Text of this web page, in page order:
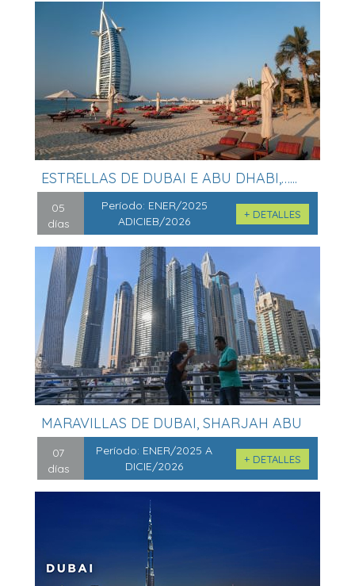
ESTRELLAS DE DUBAI E ABU DHABI,…...
05
días
Período: ENER/2025
ADICIEB/2026
+ DETALLES
MARAVILLAS DE DUBAI, SHARJAH ABU
DHAB...
07
días
Período: ENER/2025 A
DICIE/2026
+ DETALLES